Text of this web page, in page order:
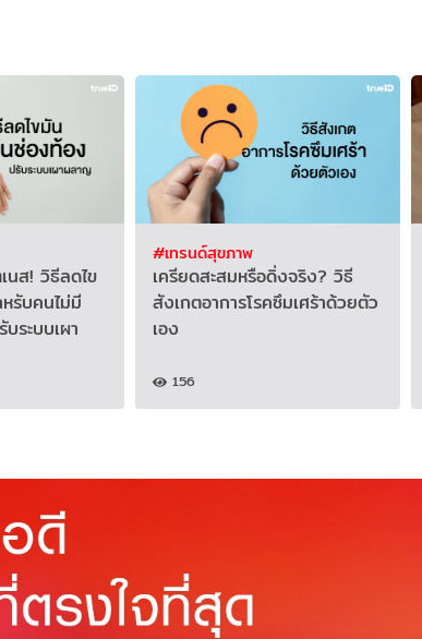
นส! วิธีลดไข
รับคนไม่มี
ระบบเผา
#เทรนด์สุขภาพ
เครียดสะสมหรือดิ่งจริง? วิธี
สังเกตอาการโรคซึมเศร้าด้วยตัว
เอง
156